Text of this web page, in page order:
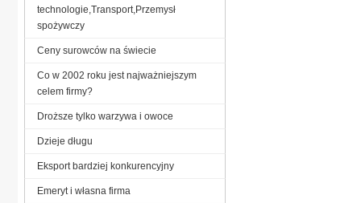
technologie,Transport,Przemysł
spożywczy
Ceny surowców na świecie
Co w 2002 roku jest najważniejszym
celem firmy?
Droższe tylko warzywa i owoce
Dzieje długu
Eksport bardziej konkurencyjny
Emeryt i własna firma